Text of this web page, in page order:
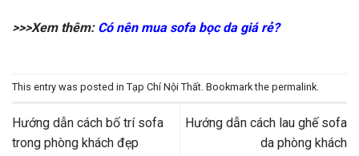
>>>Xem thêm: Có nên mua sofa bọc da giá rẻ?
This entry was posted in Tạp Chí Nội Thất. Bookmark the permalink.
Hướng dẫn cách bố trí sofa
trong phòng khách đẹp
Hướng dẫn cách lau ghế sofa
da phòng khách